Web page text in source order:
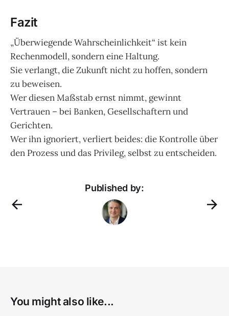
Fazit
„Überwiegende Wahrscheinlichkeit“ ist kein
Rechenmodell, sondern eine Haltung.
Sie verlangt, die Zukunft nicht zu hoffen, sondern
zu beweisen.
Wer diesen Maßstab ernst nimmt, gewinnt
Vertrauen – bei Banken, Gesellschaftern und
Gerichten.
Wer ihn ignoriert, verliert beides: die Kontrolle über
den Prozess und das Privileg, selbst zu entscheiden.
Published by:
You might also like...